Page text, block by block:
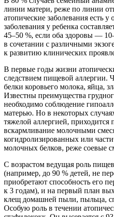
линии матери, реже по линии
атопические заболевания есть
заболевания у ребенка
45–50 %, если оба здоровы —
в сочетании с различными
к развитию клинических
В первые годы жизни
следствием пищевой аллергии.
белки коровьего молока, яйца,
Известны преимущества
необходимо соблюдение
матерью. Но в некоторых
тяжелой аллергией, приходится
вскармливание молочными
когидролизированных или
молочных белков, реже соевые
С возрастом ведущая роль
(например, до 90 % детей, не
приобретают способность его
к 3 годам), и на первый план
клещ домашней пыли, пыльца,
Особую роль в течении